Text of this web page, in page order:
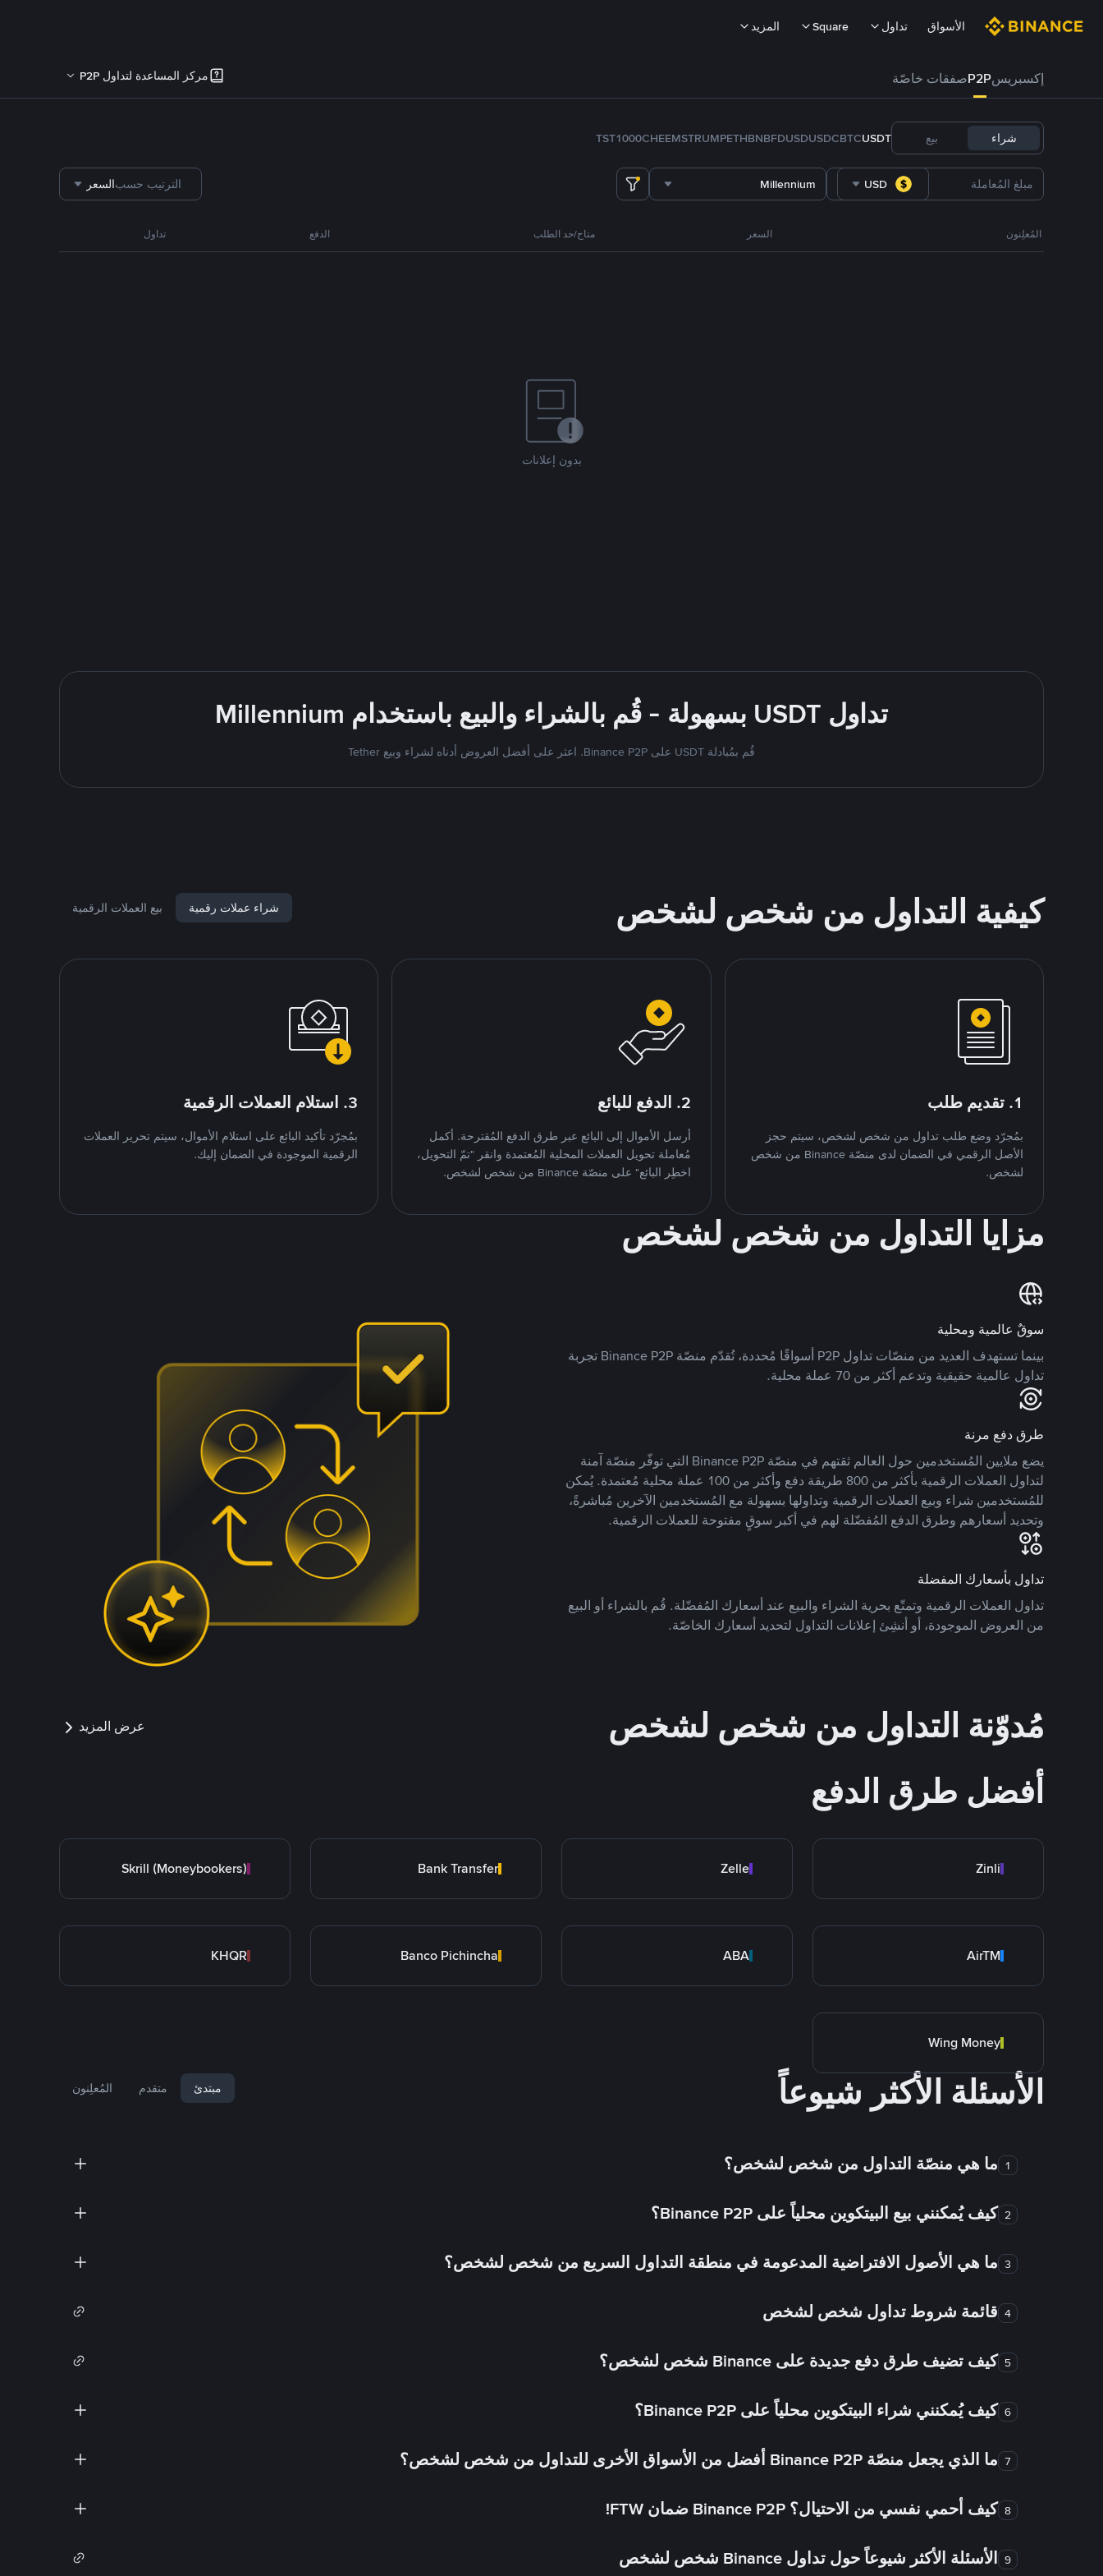
الأسواق تداول Square المزيد
إكسبريسP2Pصفقات خاصّة مركز المساعدة لتداول P2P
شراء بيع USDT
BTC
USDC
FDUSD
BNB
ETH
TRUMP
1000CHEEMS
TST
USD
Millennium الترتيب حسبالسعر
المُعلِنون السعر متاح/حد الطلب الدفع تداول
بدون إعلانات
تداول USDT بسهولة - قُم بالشراء والبيع باستخدام Millennium
قُم بمُبادلة USDT على Binance P2P. اعثر على أفضل العروض أدناه لشراء وبيع Tether
كيفية التداول من شخص لشخص شراء عملات رقمية بيع العملات الرقمية
1. تقديم طلب
بمُجرّد وضع طلب تداول من شخص لشخص، سيتم حجز
الأصل الرقمي في الضمان لدى منصّة Binance من شخص
لشخص.
2. الدفع للبائع
أرسل الأموال إلى البائع عبر طرق الدفع المُقترحة. أكمل
مُعاملة تحويل العملات المحلية المُعتمدة وانقر "تمّ التحويل،
اخطِر البائع" على منصّة Binance من شخص لشخص.
3. استلام العملات الرقمية
بمُجرّد تأكيد البائع على استلام الأموال، سيتم تحرير العملات
الرقمية الموجودة في الضمان إليك.
مزايا التداول من شخص لشخص
سوقٌ عالمية ومحلية
بينما تستهدف العديد من منصّات تداول P2P أسواقًا مُحددة، تُقدّم منصّة Binance P2P تجربة
تداول عالمية حقيقية وتدعم أكثر من 70 عملة محلية.
طرق دفع مرنة
يضع ملايين المُستخدمين حول العالم ثقتهم في منصّة Binance P2P التي توفّر منصّة آمنة
لتداول العملات الرقمية بأكثر من 800 طريقة دفع وأكثر من 100 عملة محلية مُعتمدة. يُمكن
للمُستخدمين شراء وبيع العملات الرقمية وتداولها بسهولة مع المُستخدمين الآخرين مُباشرةً،
وتحديد أسعارهم وطرق الدفع المُفضّلة لهم في أكبر سوقٍ مفتوحة للعملات الرقمية.
تداول بأسعارك المفضلة
تداول العملات الرقمية وتمتّع بحرية الشراء والبيع عند أسعارك المُفضّلة. قُم بالشراء أو البيع
من العروض الموجودة، أو أنشِئ إعلانات التداول لتحديد أسعارك الخاصّة.
مُدوّنة التداول من شخص لشخص عرض المزيد
أفضل طرق الدفع
Zinli
Zelle
Bank Transfer
Skrill (Moneybookers)
AirTM
ABA
Banco Pichincha
KHQR
Wing Money
الأسئلة الأكثر شيوعاً مبتدئ متقدم المُعلِنون
1 ما هي منصّة التداول من شخص لشخص؟
2 كيف يُمكنني بيع البيتكوين محلياً على Binance P2P؟
3 ما هي الأصول الافتراضية المدعومة في منطقة التداول السريع من شخص لشخص؟
4 قائمة شروط تداول شخص لشخص
5 كيف تضيف طرق دفع جديدة على Binance شخص لشخص؟
6 كيف يُمكنني شراء البيتكوين محلياً على Binance P2P؟
7 ما الذي يجعل منصّة Binance P2P أفضل من الأسواق الأخرى للتداول من شخص لشخص؟
8 كيف أحمي نفسي من الاحتيال؟ Binance P2P ضمان FTW!
9 الأسئلة الأكثر شيوعاً حول تداول Binance شخص لشخص